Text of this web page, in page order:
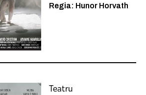
Regia: Hunor Horvath
Teatru